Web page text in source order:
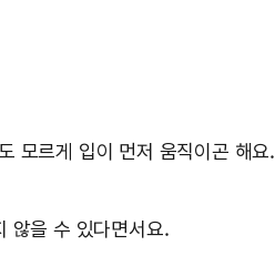
모르게 입이 먼저 움직이곤 해요.
않을 수 있다면서요.